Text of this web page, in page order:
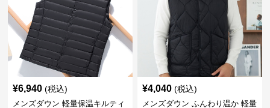
¥6,940 (税込)
メンズダウン 軽量保温キルティ
¥4,040 (税込)
メンズダウン ふんわり温か 軽量